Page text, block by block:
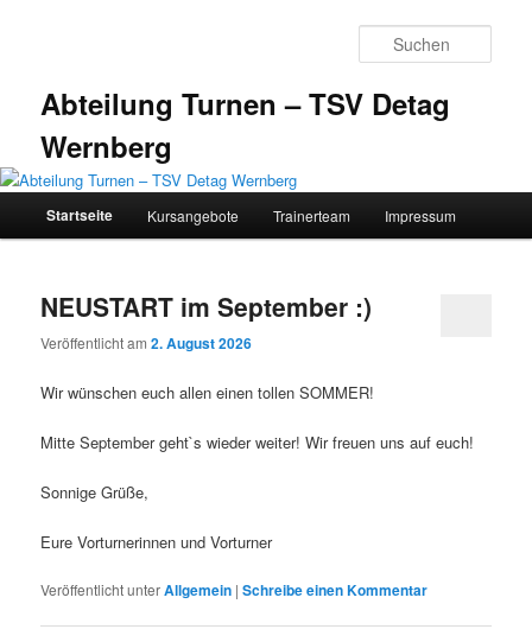
Abteilung Turnen – TSV Detag
Wernberg
HauptmenüStartseite Kursangebote Trainerteam Impressum
NEUSTART im September :)
Veröffentlicht am2. August 2026
Wir wünschen euch allen einen tollen SOMMER!
Mitte September geht`s wieder weiter! Wir freuen uns auf euch!
Sonnige Grüße,
Eure Vorturnerinnen und Vorturner
Veröffentlicht unterAllgemein |Schreibe einen Kommentar